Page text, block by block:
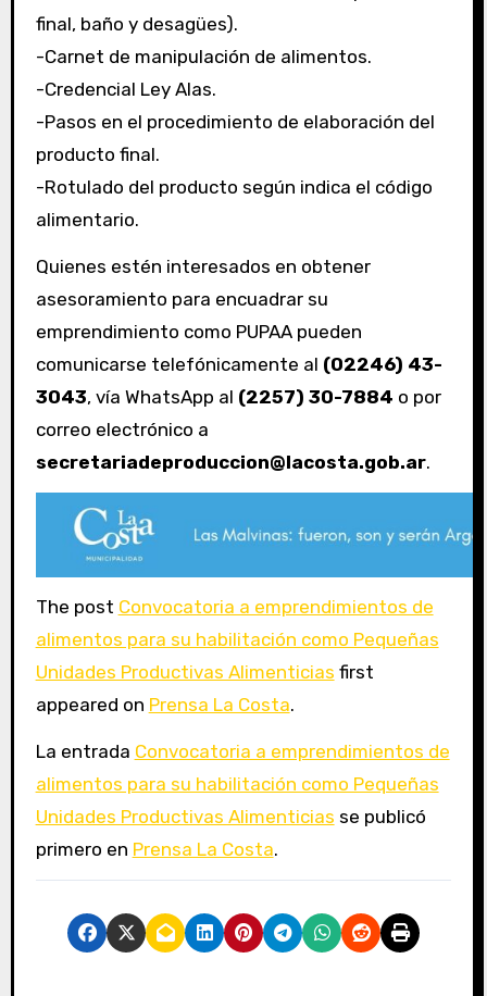
final, baño y desagües).
-Carnet de manipulación de alimentos.
-Credencial Ley Alas.
-Pasos en el procedimiento de elaboración del
producto final.
-Rotulado del producto según indica el código
alimentario.
Quienes estén interesados en obtener
asesoramiento para encuadrar su
emprendimiento como PUPAA pueden
comunicarse telefónicamente al (02246) 43-
3043, vía WhatsApp al (2257) 30-7884 o por
correo electrónico a
secretariadeproduccion@lacosta.gob.ar.
The post Convocatoria a emprendimientos de
alimentos para su habilitación como Pequeñas
Unidades Productivas Alimenticias first
appeared on Prensa La Costa.
La entrada Convocatoria a emprendimientos de
alimentos para su habilitación como Pequeñas
Unidades Productivas Alimenticias se publicó
primero en Prensa La Costa.